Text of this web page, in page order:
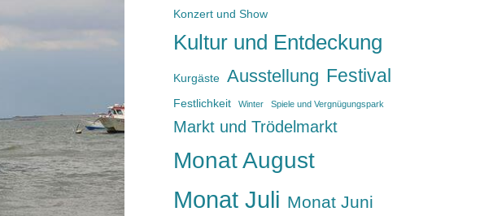
Konzert und Show
Kultur und Entdeckung
Kurgäste Ausstellung Festival
Festlichkeit Winter Spiele und Vergnügungspark
Markt und Trödelmarkt
Monat August
Monat Juli Monat Juni